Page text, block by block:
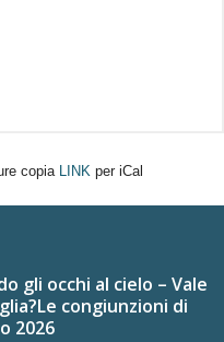
copia LINK per iCal
gli occhi al cielo – Vale
congiunzioni di
2026